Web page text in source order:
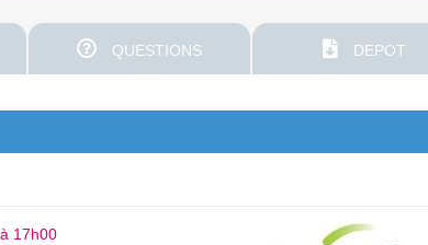
QUESTIONS DEPOT
17h00